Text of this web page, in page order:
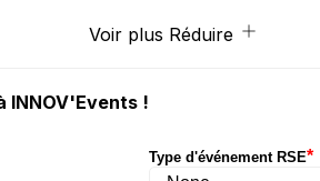
Voir plus Réduire
INNOV'Events !
Type d'événement RSE*